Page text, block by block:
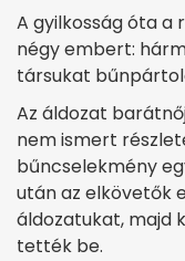
A gyilkosság óta
négy embert:
társukat
Az áldozat
nem ismert
bűncselekmény
után az elkövetők
áldozatukat, majd
tették be.